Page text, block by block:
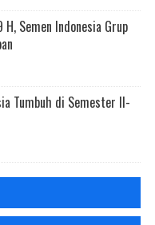
Semen Indonesia Grup
Tumbuh di Semester II-